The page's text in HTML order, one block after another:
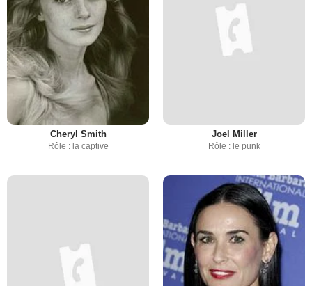
Cheryl Smith
Rôle : la captive
Joel Miller
Rôle : le punk